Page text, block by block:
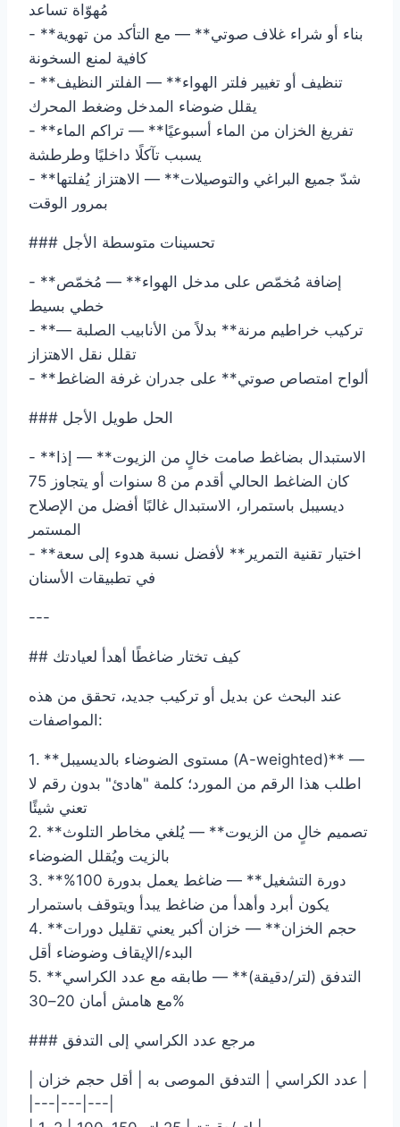
مُهوّاة تساعد
- **بناء أو شراء غلاف صوتي** — مع التأكد من تهوية
كافية لمنع السخونة
- **تنظيف أو تغيير فلتر الهواء** — الفلتر النظيف
يقلل ضوضاء المدخل وضغط المحرك
- **تفريغ الخزان من الماء أسبوعيًا** — تراكم الماء
يسبب تآكلًا داخليًا وطرطشة
- **شدّ جميع البراغي والتوصيلات** — الاهتزاز يُفلتها
بمرور الوقت
### تحسينات متوسطة الأجل
- **إضافة مُخمّص على مدخل الهواء** — مُخمّص
خطي بسيط
- **تركيب خراطيم مرنة** بدلاً من الأنابيب الصلبة —
تقلل نقل الاهتزاز
- **ألواح امتصاص صوتي** على جدران غرفة الضاغط
### الحل طويل الأجل
- **الاستبدال بضاغط صامت خالٍ من الزيوت** — إذا
كان الضاغط الحالي أقدم من 8 سنوات أو يتجاوز 75
ديسيبل باستمرار، الاستبدال غالبًا أفضل من الإصلاح
المستمر
- **اختيار تقنية التمرير** لأفضل نسبة هدوء إلى سعة
في تطبيقات الأسنان
---
## كيف تختار ضاغطًا أهدأ لعيادتك
عند البحث عن بديل أو تركيب جديد، تحقق من هذه
المواصفات:
1. **مستوى الضوضاء بالديسيبل (A-weighted)** —
اطلب هذا الرقم من المورد؛ كلمة "هادئ" بدون رقم لا
تعني شيئًا
2. **تصميم خالٍ من الزيوت** — يُلغي مخاطر التلوث
بالزيت ويُقلل الضوضاء
3. **دورة التشغيل** — ضاغط يعمل بدورة 100%
يكون أبرد وأهدأ من ضاغط يبدأ ويتوقف باستمرار
4. **حجم الخزان** — خزان أكبر يعني تقليل دورات
البدء/الإيقاف وضوضاء أقل
5. **التدفق (لتر/دقيقة)** — طابقه مع عدد الكراسي
مع هامش أمان 20–30%
### مرجع عدد الكراسي إلى التدفق
|---|---|---|